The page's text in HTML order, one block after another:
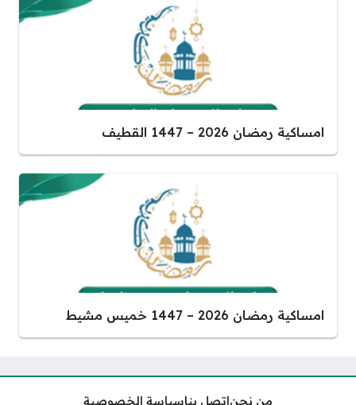
امساكية رمضان 2026 – 1447 القطيف
امساكية رمضان 2026 – 1447 خميس مشيط
من نحناتصل بناسياسة الخصوصية